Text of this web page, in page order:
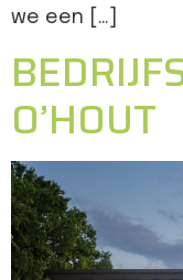
we een […]
O’HOUT